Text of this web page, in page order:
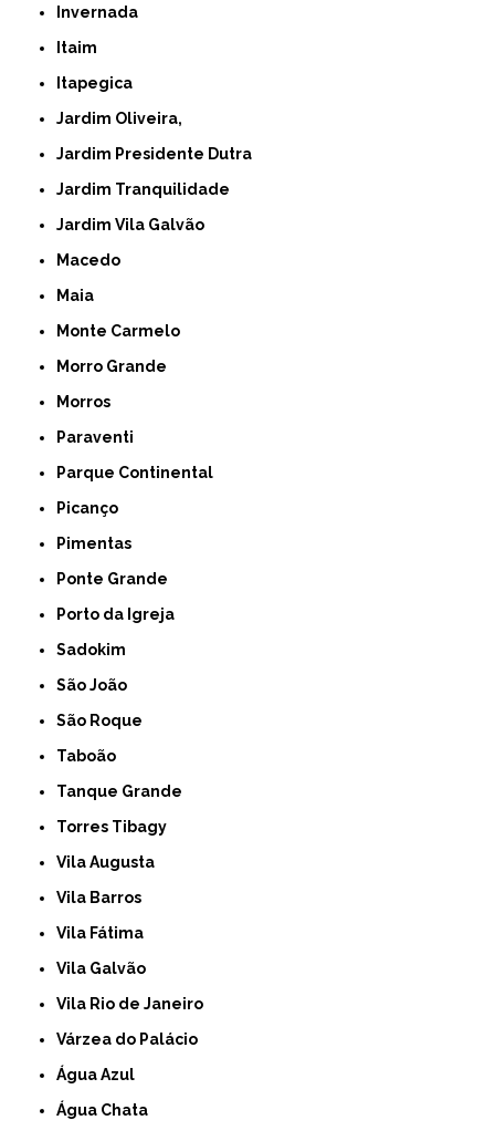
Invernada
Itaim
Itapegica
Jardim Oliveira,
Jardim Presidente Dutra
Jardim Tranquilidade
Jardim Vila Galvão
Macedo
Maia
Monte Carmelo
Morro Grande
Morros
Paraventi
Parque Continental
Picanço
Pimentas
Ponte Grande
Porto da Igreja
Sadokim
São João
São Roque
Taboão
Tanque Grande
Torres Tibagy
Vila Augusta
Vila Barros
Vila Fátima
Vila Galvão
Vila Rio de Janeiro
Várzea do Palácio
Água Azul
Água Chata